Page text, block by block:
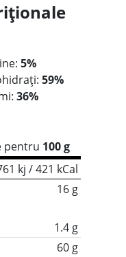
5%
59%
36%
pentru 100 g
kj / 421 kCal
16 g
1.4 g
60 g